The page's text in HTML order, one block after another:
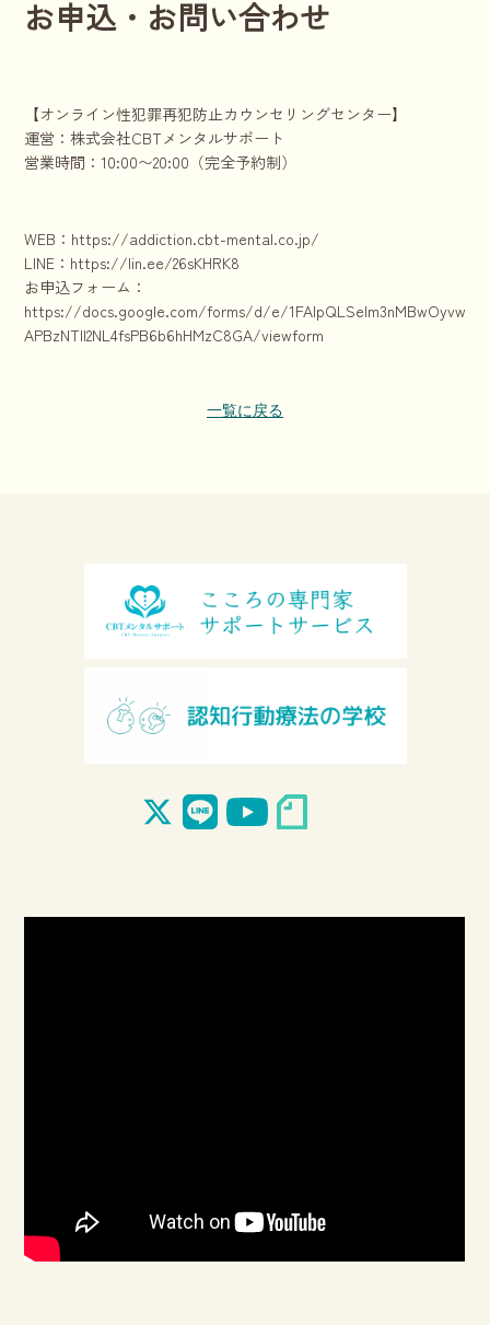
お申込・お問い合わせ
【オンライン性犯罪再犯防止カウンセリングセンター】
運営：株式会社CBTメンタルサポート
営業時間：10:00〜20:00（完全予約制）
WEB： https://addiction.cbt-mental.co.jp/
LINE： https://lin.ee/26sKHRK8
お申込フォーム：
https://docs.google.com/forms/d/e/
APBzNTll2NL4fsPB6b6hHMzC8GA/viewform
一覧に戻る